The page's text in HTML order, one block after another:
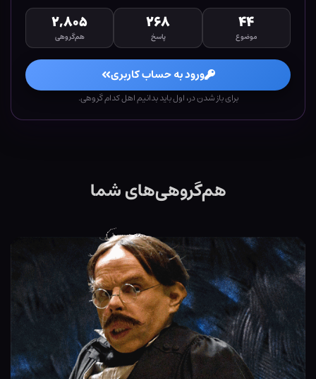
۴۴
موضوع
۲۶۸
پاسخ
۲,۸۰۵
هم‌گروهی
ورود به حساب کاربری
برای باز شدن در، اول باید بدانیم اهل کدام گروهی.
هم‌گروهی‌های شما